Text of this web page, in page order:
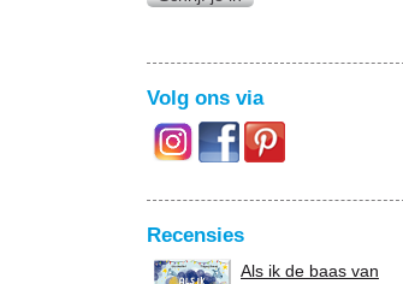
Volg ons via
Recensies
Als ik de baas van